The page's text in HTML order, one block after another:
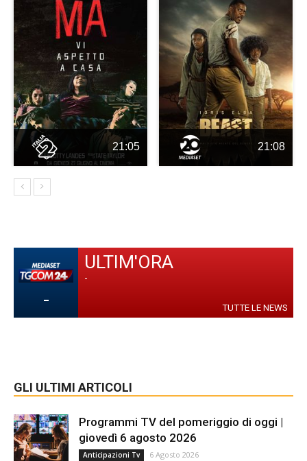
21:05 21:08
-
ULTIM'ORA
-
TUTTE LE NEWS
GLI ULTIMI ARTICOLI
Programmi TV del pomeriggio di oggi |
giovedì 6 agosto 2026
Anticipazioni Tv 6 Agosto 2026